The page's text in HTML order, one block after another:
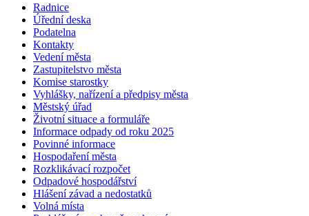
Radnice
Úřední deska
Podatelna
Kontakty
Vedení města
Zastupitelstvo města
Komise starostky
Vyhlášky, nařízení a předpisy města
Městský úřad
Životní situace a formuláře
Informace odpady od roku 2025
Povinné informace
Hospodaření města
Rozklikávací rozpočet
Odpadové hospodářství
Hlášení závad a nedostatků
Volná místa